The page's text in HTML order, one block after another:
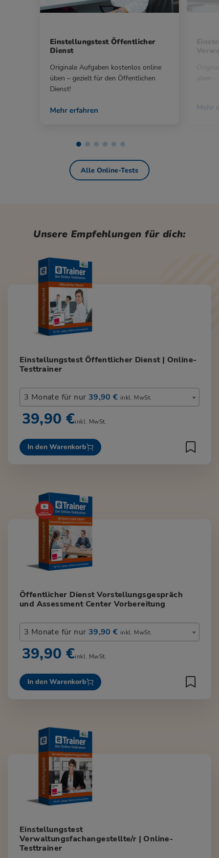
Einstellungstest Öffentlicher
Dienst
Originale Aufgaben kostenlos online
üben – gezielt für den Öffentlichen
Dienst!
Mehr erfahren Mehr
Alle Online-Tests
Unsere Empfehlungen für dich:
Einstellungstest Öffentlicher Dienst | Online-
Testtrainer
3 Monate für nur 39,90 € inkl. MwSt.
39,90 €inkl. MwSt.
In den Warenkorb
Öffentlicher Dienst Vorstellungsgespräch
und Assessment Center Vorbereitung
3 Monate für nur 39,90 € inkl. MwSt.
39,90 €inkl. MwSt.
In den Warenkorb
Einstellungstest
Verwaltungsfachangestellte/r | Online-
Testtrainer